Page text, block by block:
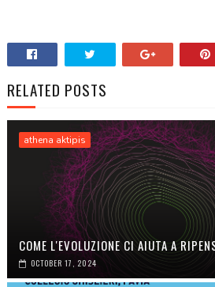
RELATED POSTS
athena aktipis
COME L'EVOLUZIONE CI AIUTA A
OCTOBER 17, 2024